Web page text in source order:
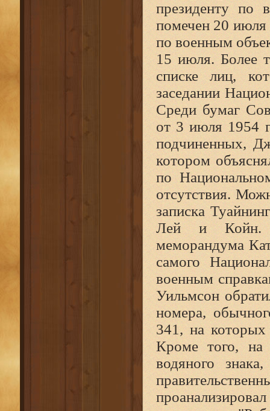
президенту по
помечен 20 июля
по военным
15 июля. Более
списке лиц,
заседании
Среди бумаг
от 3 июля 1954
подчиненных,
котором
по
отсутствия.
записка
Лей и Койн.
меморандума
самого
военным
Уильмсон
номера,
341, на которых
Кроме того, на
водяного